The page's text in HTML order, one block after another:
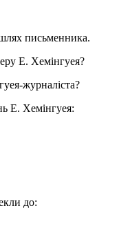
письменника.
Е. Хемінгуея?
журналіста?
Е. Хемінгуея:
до: